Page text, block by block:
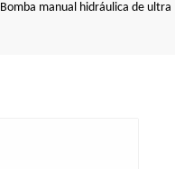
Bomba manual hidráulica de ultra